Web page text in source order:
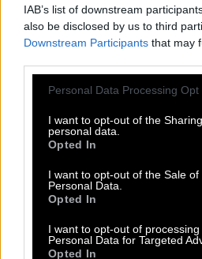
IAB’s list of downstream
also be disclosed by us to third
Downstream Participants that may
Please note that this website/app
not limited to your visit or usage
grant or deny consent to Google
use your data for below specified
consent section.
Personal Data Processing Opt
I want to opt-out of the
personal data.
Opted In
I want to opt-out of the Sale of
Personal Data.
Opted In
I want to opt-out of processing
Personal Data for Targeted
Opted In